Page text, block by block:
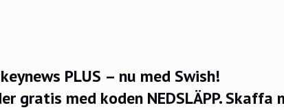
PLUS – nu med Swish!
gratis med koden NEDSLÄPP.Skaffa